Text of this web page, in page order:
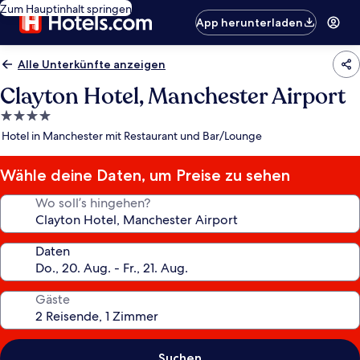
Zum Hauptinhalt springen
App herunterladen
Alle Unterkünfte anzeigen
Clayton Hotel, Manchester Airport
4.0-
Sterne-
Hotel in Manchester mit Restaurant und Bar/Lounge
Wähle deine Daten, um Preise zu sehen
Wo soll’s hingehen?
Daten
Gäste